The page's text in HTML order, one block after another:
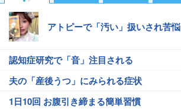
アトピーで「汚い」扱いされ苦悩
認知症研究で「音」注目される
夫の「産後うつ」にみられる症状
1日10回 お腹引き締まる簡単習慣